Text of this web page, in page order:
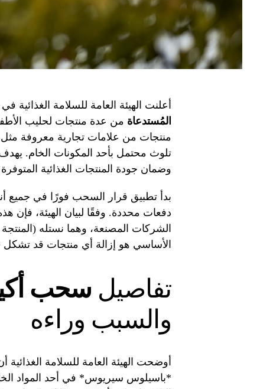
أعلنت الهيئة العامة للسلامة الغذائية
المُستدعاة من عدة منتجات لحليب
منتجات من علامات تجارية معروفة مثل
تلوث محتمل بأحد المكونات الخام.
وضمان جودة المنتجات الغذائية
بدأ تطبيق قرار السحب فورًا في جميع
دفعات محددة. وفقًا لبيان الهيئة، فإن
الشركات المصنعة، وهما نستله
الأساسي هو إزالة أي منتجات قد
تفاصيل سحب
والسبب وراءه
أوضحت الهيئة العامة للسلامة
*باسيلوس سيريوس* في أحد المواد